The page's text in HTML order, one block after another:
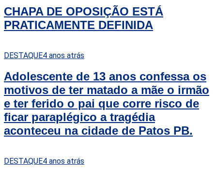
CHAPA DE OPOSIÇÃO ESTÁ
PRATICAMENTE DEFINIDA
DESTAQUE4 anos atrás
Adolescente de 13 anos confessa os
motivos de ter matado a mãe o irmão
e ter ferido o pai que corre risco de
ficar paraplégico a tragédia
aconteceu na cidade de Patos PB.
DESTAQUE4 anos atrás